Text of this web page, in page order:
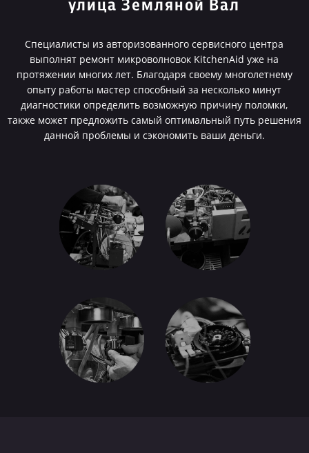
улица Земляной Вал
Специалисты из авторизованного сервисного центра
выполнят ремонт микроволновок KitchenAid уже на
протяжении многих лет. Благодаря своему многолетнему
опыту работы мастер способный за несколько минут
диагностики определить возможную причину поломки,
также может предложить самый оптимальный путь решения
данной проблемы и сэкономить ваши деньги.